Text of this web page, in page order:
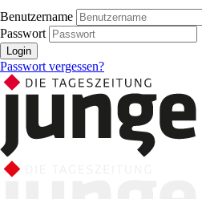
Benutzername
Passwort
Login
Passwort vergessen?